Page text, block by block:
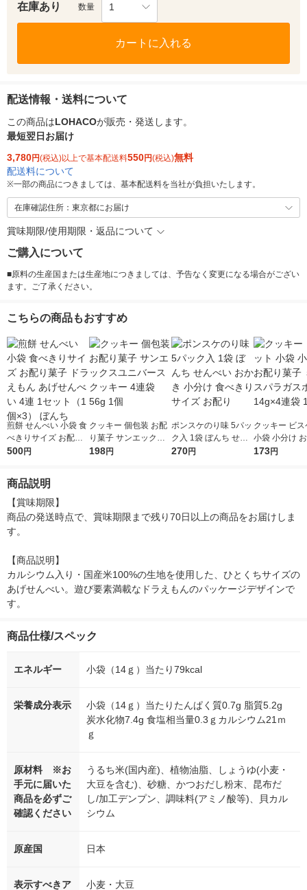
在庫あり 数量 1
カートに入れる
配送情報・送料について
この商品はLOHACOが販売・発送します。
最短翌日お届け
3,780円(税込)以上で基本配送料550円(税込)無料
配送料について
※一部の商品につきましては、基本配送料を当社が負担いたします。
在庫確認住所：東京都にお届け
賞味期限/使用期限・返品について
ご購入について
■原料の生産国または生産地につきましては、予告なく変更になる場合がござい
ます。ご了承ください。
こちらの商品もおすすめ
煎餅 せんべい 小袋 食
べきりサイズ お配り
菓子 ドラえもん あげ
500円
クッキー 個包装 お配
り菓子 サンエックス
ユニバースクッキー 4
198円
ポンスケのり味 5パッ
ク入 1袋 ぼんち せん
べい おかき 小分け 食
270円
クッキー ビ
小袋 小分け
子 ミニアスパラガス
173円
商品説明
【賞味期限】
商品の発送時点で、賞味期限まで残り70日以上の商品をお届けしま
す。
【商品説明】
カルシウム入り・国産米100%の生地を使用した、ひとくちサイズの
あげせんべい。遊び要素満載なドラえもんのパッケージデザインで
す。
商品仕様/スペック
エネルギー 小袋（14ｇ）当たり79kcal
栄養成分表示
小袋（14ｇ）当たりたんぱく質0.7g 脂質5.2g
炭水化物7.4g 食塩相当量0.3ｇカルシウム21ｍ
ｇ
原材料 ※お
手元に届いた
商品を必ずご
確認ください
うるち米(国内産)、植物油脂、しょうゆ(小麦・
大豆を含む)、砂糖、かつおだし粉末、昆布だ
し/加工デンプン、調味料(アミノ酸等)、貝カル
シウム
原産国 日本
表示すべきア 小麦・大豆